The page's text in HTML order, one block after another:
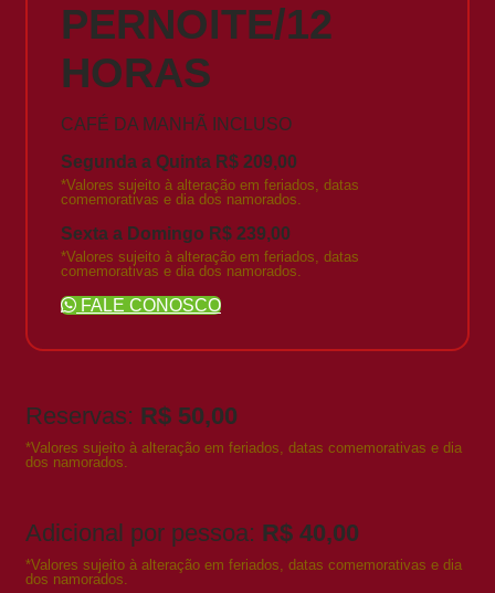
PERNOITE/12
HORAS
CAFÉ DA MANHÃ INCLUSO
Segunda a Quinta R$ 209,00
*Valores sujeito à alteração em feriados, datas
comemorativas e dia dos namorados.
Sexta a Domingo R$ 239,00
*Valores sujeito à alteração em feriados, datas
comemorativas e dia dos namorados.
FALE CONOSCO
Reservas: R$ 50,00
*Valores sujeito à alteração em feriados, datas comemorativas e dia
dos namorados.
Adicional por pessoa: R$ 40,00
*Valores sujeito à alteração em feriados, datas comemorativas e dia
dos namorados.